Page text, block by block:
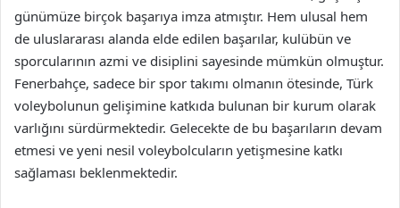
günümüze birçok başarıya imza atmıştır. Hem ulusal hem
de uluslararası alanda elde edilen başarılar, kulübün ve
sporcularının azmi ve disiplini sayesinde mümkün olmuştur.
Fenerbahçe, sadece bir spor takımı olmanın ötesinde, Türk
voleybolunun gelişimine katkıda bulunan bir kurum olarak
varlığını sürdürmektedir. Gelecekte de bu başarıların devam
etmesi ve yeni nesil voleybolcuların yetişmesine katkı
sağlaması beklenmektedir.